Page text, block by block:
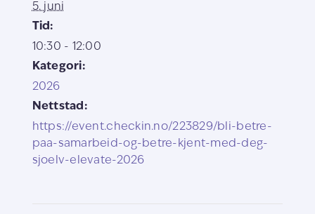
5. juni
Tid:
10:30 - 12:00
Kategori:
2026
Nettstad:
https://event.checkin.no/223829/bli-betre-
paa-samarbeid-og-betre-kjent-med-deg-
sjoelv-elevate-2026